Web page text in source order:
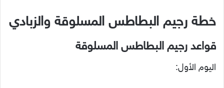
خطة رجيم البطاطس المسلوقة والزبادي
قواعد رجيم البطاطس المسلوقة
اليوم الأول: